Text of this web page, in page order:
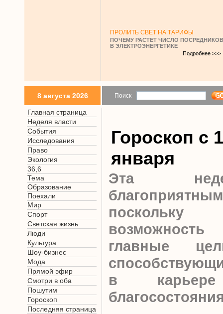
ПРОЛИТЬ СВЕТ НА ТАРИФЫ
ПОЧЕМУ РАСТЕТ ЧИСЛО ПОСРЕДНИКОВ
В ЭЛЕКТРОЭНЕРГЕТИКЕ
Подробнее >>>
8 августа 2026 Поиск
Главная страница
Неделя власти
События
Исследования
Право
Экология
36,6
Тема
Образование
Поехали
Мир
Спорт
Светская жизнь
Люди
Культура
Шоу-бизнес
Мода
Прямой эфир
Смотри в оба
Пошутим
Гороскоп
Последняя страница
Гороскоп c
января
Эта
главные
в